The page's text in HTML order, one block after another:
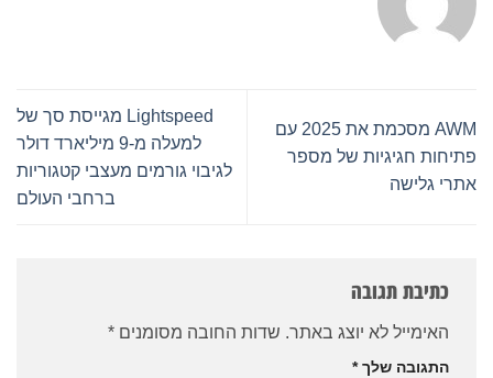
AWM מסכמת את 2025 עם
פתיחות חגיגיות של מספר
אתרי גלישה
Lightspeed מגייסת סך של
למעלה מ-9 מיליארד דולר
לגיבוי גורמים מעצבי קטגוריות
ברחבי העולם
כתיבת תגובה
האימייל לא יוצג באתר. שדות החובה מסומנים *
התגובה שלך*